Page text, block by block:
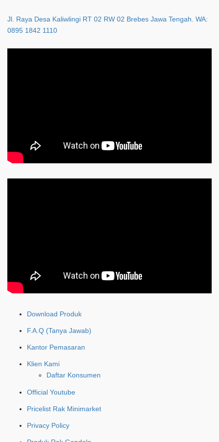
Jl. Raya Desa Kaliwlingi RT 02 RW 02 Brebes Jawa Tengah. WA:
0895 1842 1110
Download Produk
F.A.Q (Tanya Jawab)
Kantor Pemasaran
Klien Kami
Daftar Konsumen
Official Youtube
Pricelist Rak Minimarket
Privacy Policy